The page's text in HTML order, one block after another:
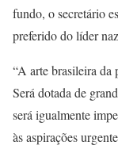
fundo, o secretário
preferido do líder
“A arte brasileira da
Será dotada de
será igualmente
às aspirações